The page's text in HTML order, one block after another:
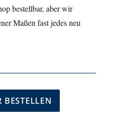
bestellbar, aber wir
Maßen fast jedes neu